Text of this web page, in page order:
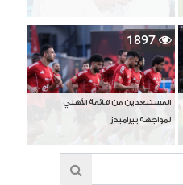
1897
المستبعدين من قائمة الأهلي
لمواجهة بيراميدز